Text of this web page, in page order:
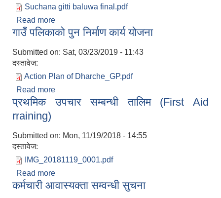
Suchana gitti baluwa final.pdf
Read more
दरभाउपत्र आव्हानको सुचना
गाउँ पलिकाको पुन निर्माण कार्य योजना
Submitted on: Sat, 03/23/2019 - 11:43
दस्तावेज:
Action Plan of Dharche_GP.pdf
Read more
प्रथमिक उपचार सम्बन्धी तालिम (First Aid
rraining)
Submitted on: Mon, 11/19/2018 - 14:55
दस्तावेज:
IMG_20181119_0001.pdf
Read more
rraining)
कर्मचारी आवास्यक्ता सम्वन्धी सुचना